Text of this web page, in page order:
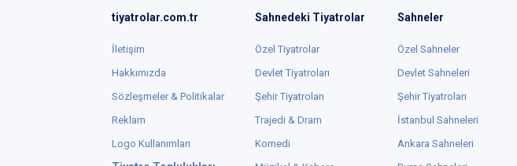
tiyatrolar.com.tr
İletişim
Hakkımızda
Sözleşmeler & Politikalar
Reklam
Logo Kullanımları
Sahnedeki Tiyatrolar
Özel Tiyatrolar
Devlet Tiyatroları
Şehir Tiyatroları
Trajedi & Dram
Komedi
Sahneler
Özel Sahneler
Devlet Sahneleri
Şehir Tiyatroları
İstanbul Sahneleri
Ankara Sahneleri